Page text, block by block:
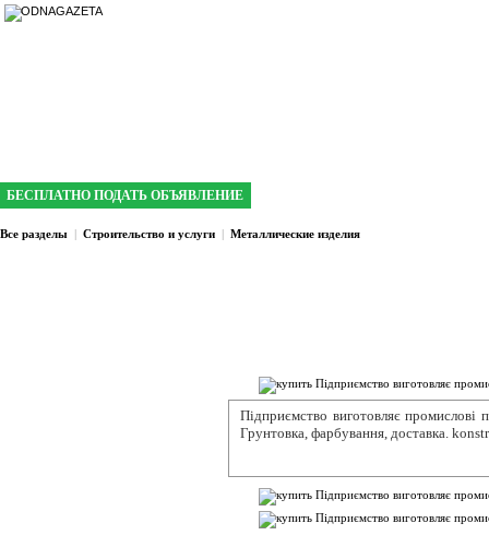
БЕСПЛАТНО ПОДАТЬ ОБЪЯВЛЕНИЕ
Все разделы | Строительство и услуги | Металлические изделия
Підприємство виготовляє промислові
Грунтовка, фарбування, доставка.